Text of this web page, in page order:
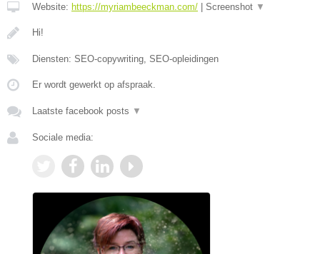
Website: https://myriambeeckman.com/ Screenshot ▼
Hi!
Diensten: SEO-copywriting, SEO-opleidingen
Er wordt gewerkt op afspraak.
Laatste facebook posts ▼
Sociale media: